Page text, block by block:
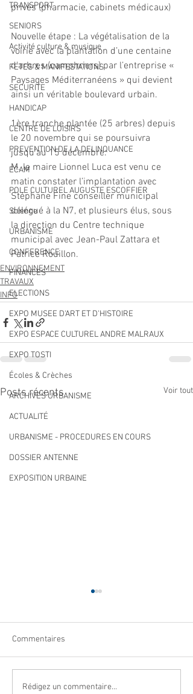
TRANSPORT
SENIORS
Activité culture & musique
FETES & MANIFESTATIONS
SECURITE
HANDICAP
CENTRE DE LOISIRS
PREVENTION DE LA DELINQUANCE
ECAM
POLE CULTUREL AUGUSTE ESCOFFIER
Science
URBANISME
CONFERENCE
FINANCES
ELECTIONS
EXPO MUSEE D'ART ET D'HISTOIRE
EXPO ESPACE CULTUREL ANDRE MALRAUX
EXPO TOSTI
Écoles & Crèches
ARCHIVES URBANISME
ACTUALITÉ
URBANISME - PROCEDURES EN COURS
DOSSIER ANTENNE
EXPOSITION URBAINE
privés (pharmacie, cabinets médicaux)
Nouvelle étape : La végétalisation de la
voirie avec la plantation d’une centaine
d’arbres (camphriers) par l’entreprise «
Paysages Méditerranéens » qui devient
ainsi un véritable boulevard urbain.
1ère tranche plantée (25 arbres) depuis
le 20 novembre qui se poursuivra
jusqu’au 15 décembre.
M. le maire Lionnel Luca est venu ce
matin constater l’implantation avec
Stéphane Fine conseiller municipal
délégué à la N7, et plusieurs élus, sous
la direction du Centre technique
municipal avec Jean-Paul Zattara et
Patrice Rouillon.
ENVIRONNEMENT
TRAVAUX
INFO
Posts récents Voir tout
Qualité des eaux de
Commentaires
Rédigez un commentaire...